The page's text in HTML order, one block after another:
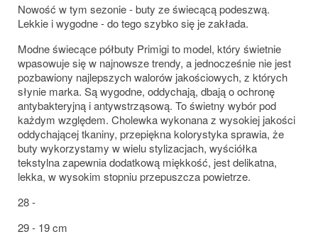
Nowość w tym sezonie - buty ze świecącą podeszwą.
Lekkie i wygodne - do tego szybko się je zakłada.
Modne świecące półbuty Primigi to model, który świetnie
wpasowuje się w najnowsze trendy, a jednocześnie nie jest
pozbawiony najlepszych walorów jakościowych, z których
słynie marka. Są wygodne, oddychają, dbają o ochronę
antybakteryjną i antywstrząsową. To świetny wybór pod
każdym względem. Cholewka wykonana z wysokiej jakości
oddychającej tkaniny, przepiękna kolorystyka sprawia, że
buty wykorzystamy w wielu stylizacjach, wyściółka
tekstylna zapewnia dodatkową miękkość, jest delikatna,
lekka, w wysokim stopniu przepuszcza powietrze.
28 -
29 - 19 cm